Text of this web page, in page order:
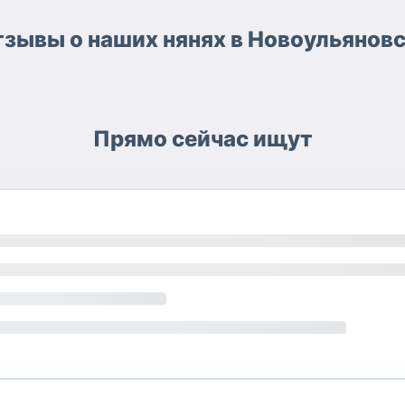
о наших нянях в
Прямо сейчас ищут